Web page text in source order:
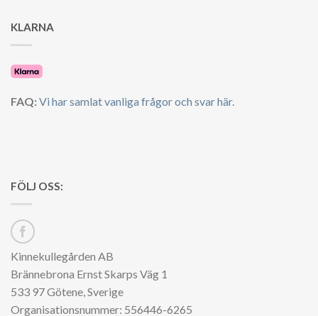
KLARNA
FAQ:Vi har samlat vanliga frågor och svar här.
FÖLJ OSS:
Kinnekullegården AB
Brännebrona Ernst Skarps Väg 1
533 97 Götene, Sverige
Organisationsnummer: 556446-6265